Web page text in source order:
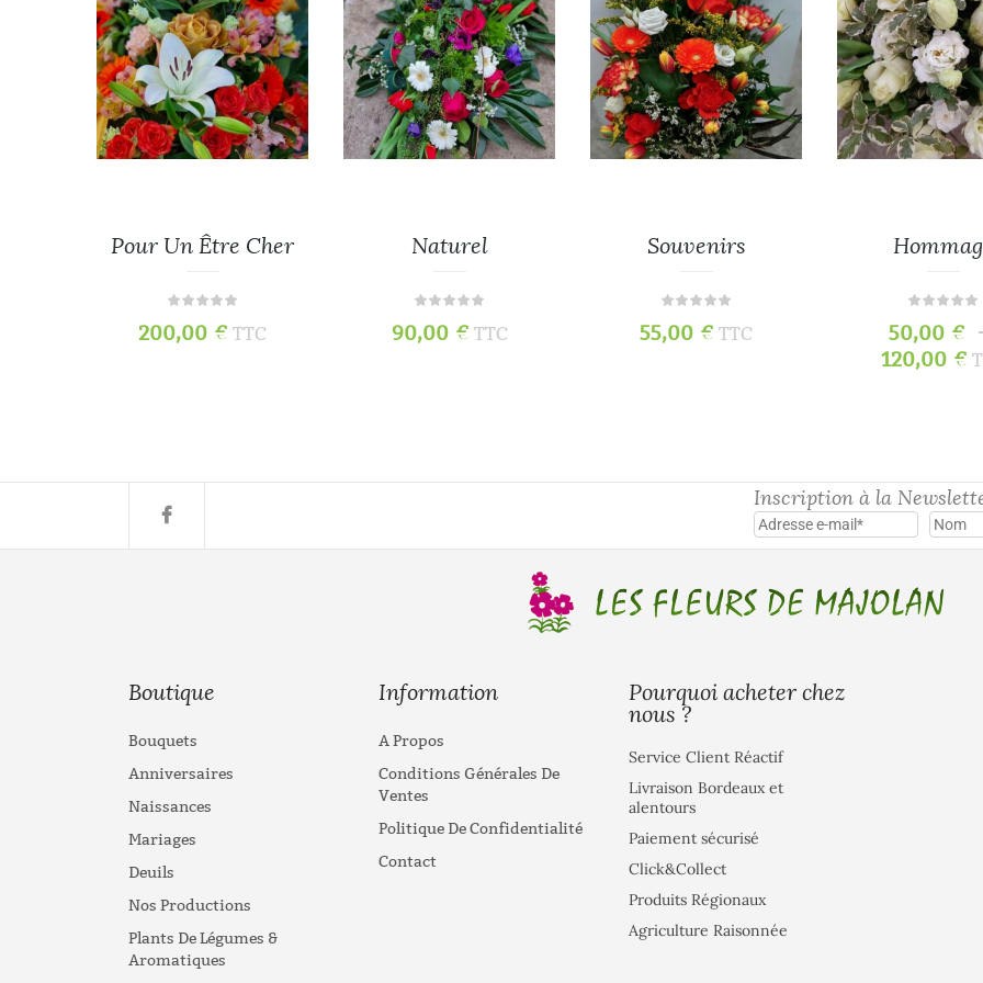
Pour Un Être Cher
200,00 € TTC
Naturel
90,00 € TTC
Souvenirs
55,00 € TTC 50,00 €
120,00 €
Inscription à la
Boutique
Bouquets
Anniversaires
Naissances
Mariages
Deuils
Nos Productions
Plants De Légumes &
Aromatiques
Information
A Propos
Conditions Générales De
Ventes
Politique De Confidentialité
Contact
Pourquoi acheter chez
nous ?
Service Client Réactif
Livraison Bordeaux et
alentours
Paiement sécurisé
Click&Collect
Produits Régionaux
Agriculture Raisonnée